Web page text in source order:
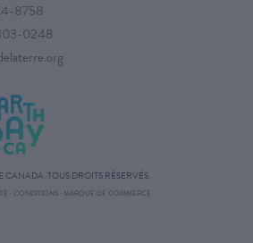
8758
0248
CANADA. TOUS DROITS RÉSERVÉS.
CONDITIONS·MARQUE DE COMMERCE